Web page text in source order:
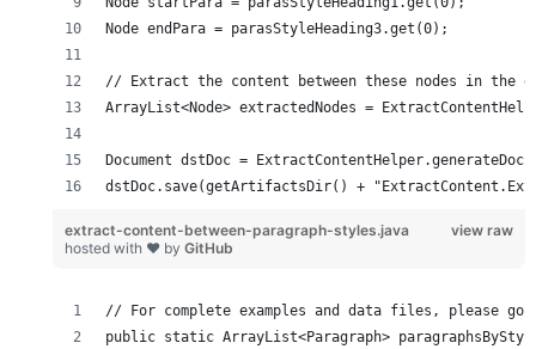
dstDoc.save(getArtifactsDir() +
view raw
extract-content-between-paragraph-styles.java
hosted with ❤ by GitHub